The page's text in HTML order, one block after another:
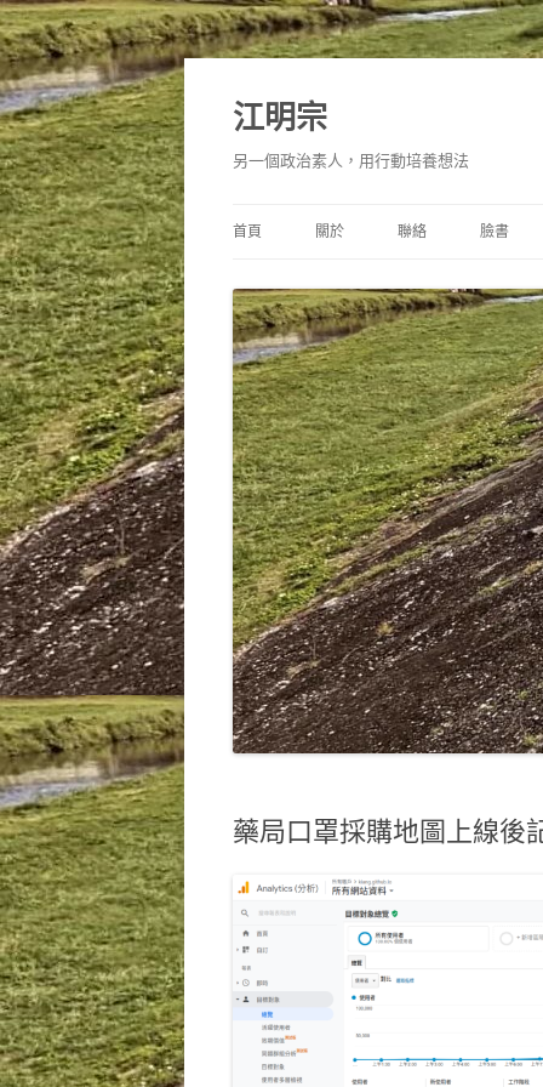
跳
主
要
內
容
江明宗
另一個政治素人，用行動培養想法
首頁 關於 聯絡 臉書
藥局口罩採購地圖上線後